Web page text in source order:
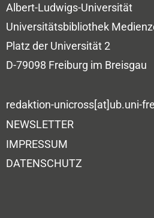
Albert-Ludwigs-Universität
Universitätsbibliothek
Platz der Universität 2
D-79098 Freiburg im Breisgau
redaktion-unicross[at]ub.uni-
NEWSLETTER
IMPRESSUM
DATENSCHUTZ